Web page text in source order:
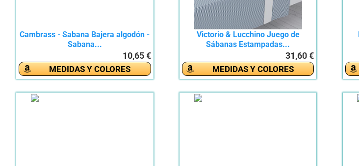
Cambrass - Sabana Bajera algodón -
Sabana...
10,65 €
MEDIDAS Y COLORES
Victorio & Lucchino Juego de
Sábanas Estampadas...
31,60 €
MEDIDAS Y COLORES